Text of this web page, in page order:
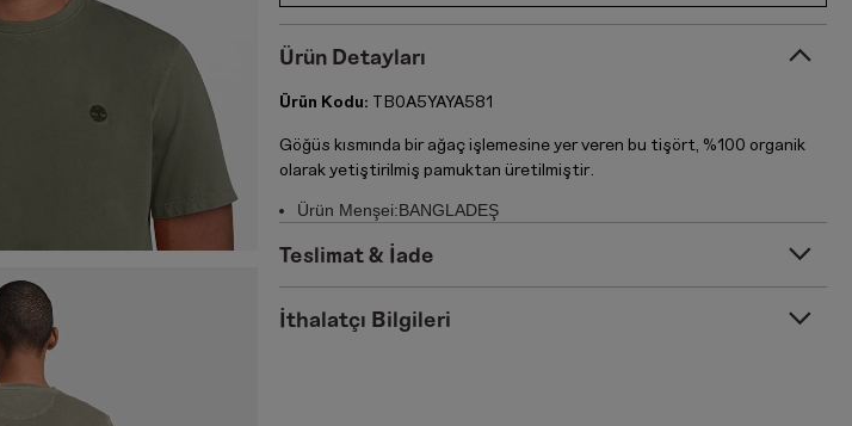
Ürün Detayları
Ürün Kodu: TB0A5YAYA581
Göğüs kısmında bir ağaç işlemesine yer veren bu tişört, %100 organik
olarak yetiştirilmiş pamuktan üretilmiştir.
Ürün Menşei:BANGLADEŞ
Teslimat & İade
İthalatçı Bilgileri